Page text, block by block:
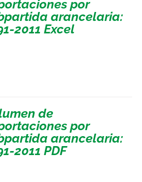
por
arancelaria:
2011 Excel
de
por
arancelaria:
2011 PDF